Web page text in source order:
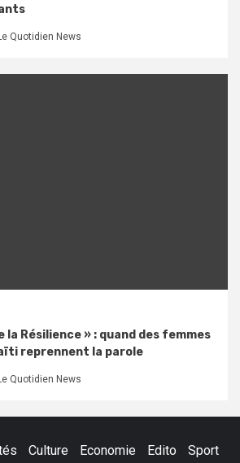
Quotidien News
la Résilience » : quand des femmes
reprennent la parole
Quotidien News
Culture Economie Edito
Sport